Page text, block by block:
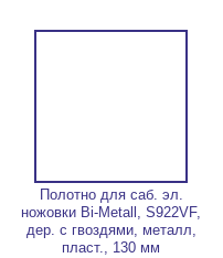
Полотно для саб. эл.
ножовки Bi-Metall, S922VF,
дер. с гвоздями, металл,
пласт., 130 мм